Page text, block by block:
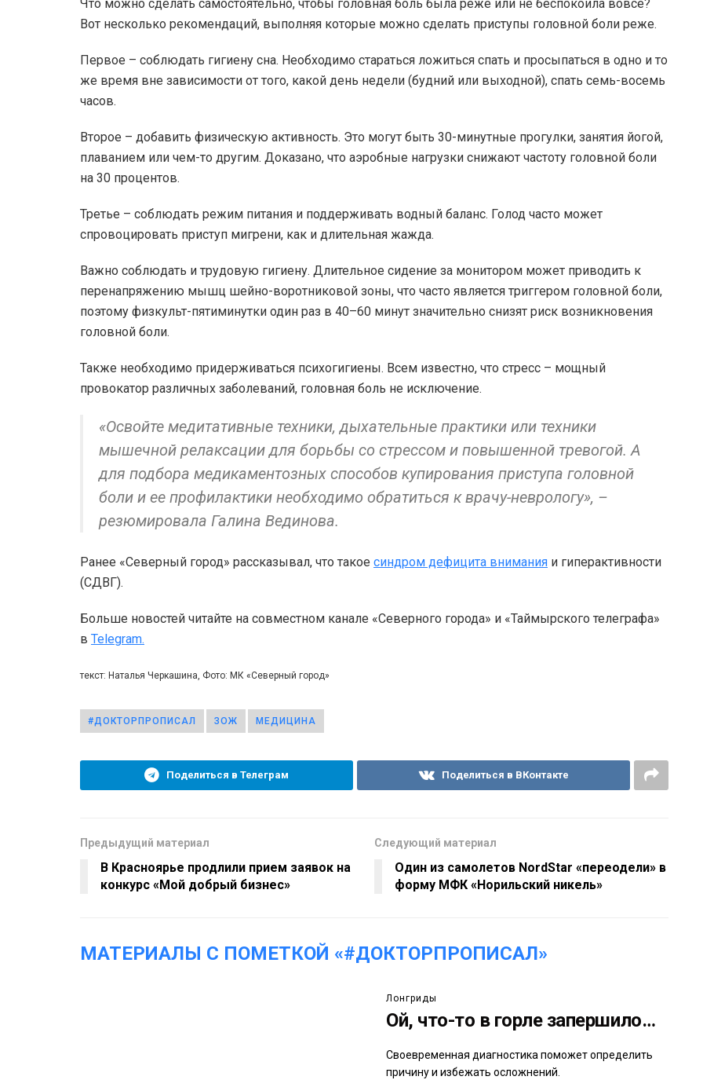
Что можно сделать самостоятельно, чтобы головная боль была реже или не беспокоила вовсе?
Вот несколько рекомендаций, выполняя которые можно сделать приступы головной боли реже.
Первое – соблюдать гигиену сна. Необходимо стараться ложиться спать и просыпаться в одно и то
же время вне зависимости от того, какой день недели (будний или выходной), спать семь-восемь
часов.
Второе – добавить физическую активность. Это могут быть 30-минутные прогулки, занятия йогой,
плаванием или чем-то другим. Доказано, что аэробные нагрузки снижают частоту головной боли
на 30 процентов.
Третье – соблюдать режим питания и поддерживать водный баланс. Голод часто может
спровоцировать приступ мигрени, как и длительная жажда.
Важно соблюдать и трудовую гигиену. Длительное сидение за монитором может приводить к
перенапряжению мышц шейно-воротниковой зоны, что часто является триггером головной боли,
поэтому физкульт-пятиминутки один раз в 40–60 минут значительно снизят риск возникновения
головной боли.
Также необходимо придерживаться психогигиены. Всем известно, что стресс – мощный
провокатор различных заболеваний, головная боль не исключение.
«Освойте медитативные техники, дыхательные практики или техники
мышечной релаксации для борьбы со стрессом и повышенной тревогой. А
для подбора медикаментозных способов купирования приступа головной
боли и ее профилактики необходимо обратиться к врачу-неврологу», –
резюмировала Галина Вединова.
Ранее «Северный город» рассказывал, что такое синдром дефицита внимания и гиперактивности
(СДВГ).
Больше новостей читайте на совместном канале «Северного города» и «Таймырского телеграфа»
в Telegram.
текст: Наталья Черкашина, Фото: МК «Северный город»
#ДОКТОРПРОПИСАЛ ЗОЖ МЕДИЦИНА
Поделиться в Телеграм Поделиться в ВКонтакте
Предыдущий материал
В Красноярье продлили прием заявок на
конкурс «Мой добрый бизнес»
Следующий материал
Один из самолетов NordStar «переодели» в
форму МФК «Норильский никель»
МАТЕРИАЛЫ С ПОМЕТКОЙ «#ДОКТОРПРОПИСАЛ»
Лонгриды
Ой, что-то в горле запершило…
Своевременная диагностика поможет определить
причину и избежать осложнений.